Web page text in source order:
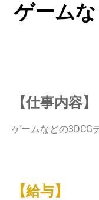
ゲーム
【仕事内容】
ゲームなどの3DCG
【給与】